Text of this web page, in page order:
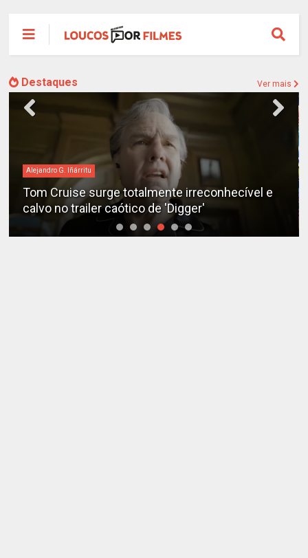
Destaques Ver mais
Alejandro G. Iñárritu
Tom Cruise surge totalmente irreconhecível e
calvo no trailer caótico de 'Digger'